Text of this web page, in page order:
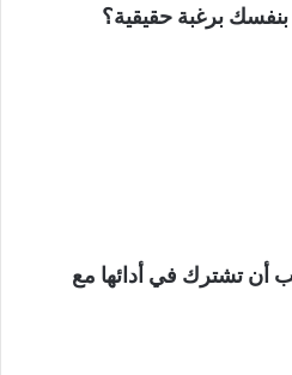
بنفسك برغبة حقيقية؟
أن تشترك في أدائها مع